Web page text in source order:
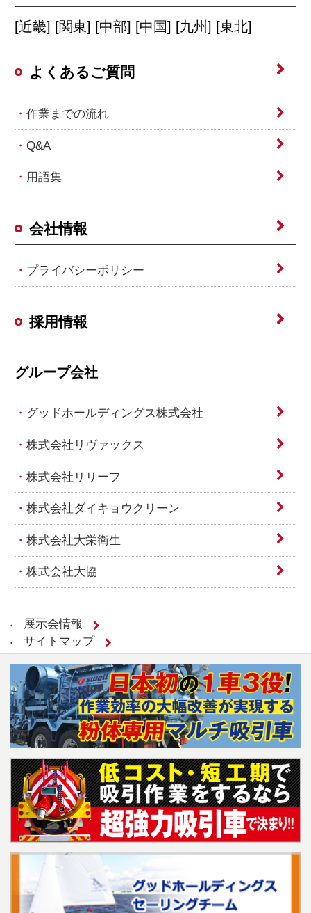
[近畿] [関東] [中部] [中国] [九州] [東北]
よくあるご質問
作業までの流れ
Q&A
用語集
会社情報
プライバシーポリシー
採用情報
グループ会社
グッドホールディングス株式会社
株式会社リヴァックス
株式会社リリーフ
株式会社ダイキョウクリーン
株式会社大栄衛生
株式会社大協
展示会情報
サイトマップ